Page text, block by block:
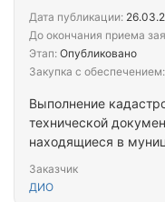
Выполнение
технической
находящиеся в
Ненецкого
Заказчик
ДИО
Дата публикации:
До окончания приема
Этап: Опубликовано
Закупка с обеспечением: